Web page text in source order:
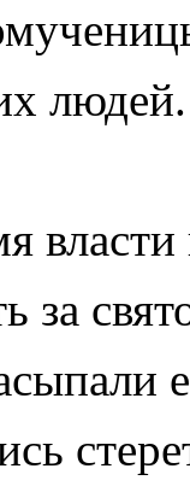
людей.
за